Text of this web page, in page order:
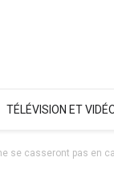
TÉLÉVISION ET
se casseront pas en